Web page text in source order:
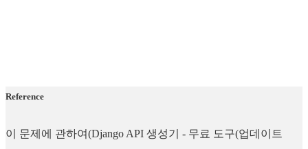
Reference
이 문제에 관하여(Django API 생성기 - 무료 도구(업데이트